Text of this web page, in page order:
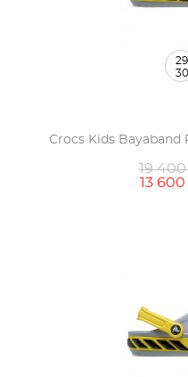
Crocs Kids Bayaband
19
13
29
30